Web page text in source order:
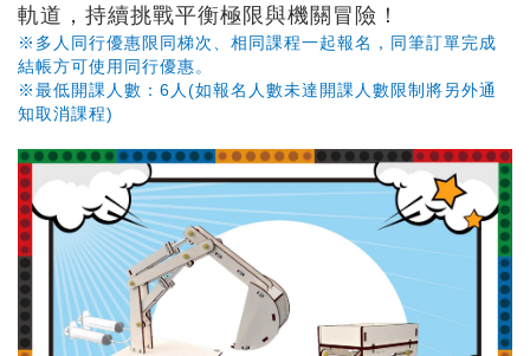
軌道，持續挑戰平衡極限與機關冒險！
※多人同行優惠限同梯次、相同課程一起報名，同筆訂單完成
結帳方可使用同行優惠。
※最低開課人數：6人(如報名人數未達開課人數限制將另外通
知取消課程)